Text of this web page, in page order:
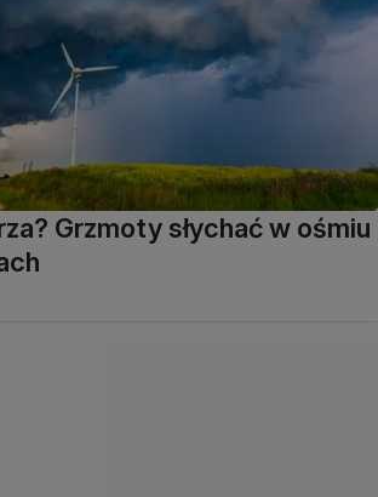
Grzmoty słychać w ośmiu